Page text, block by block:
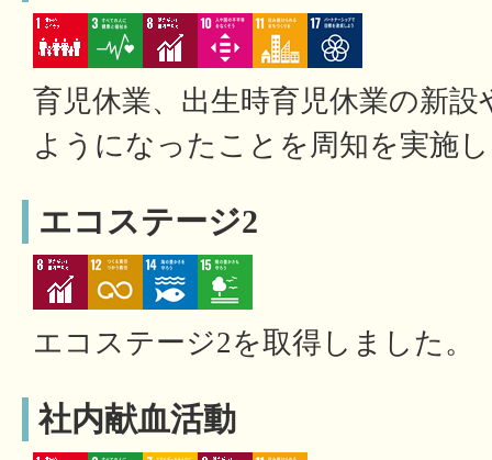
育児休業、出生時育児休業の新
ようになったことを周知を実施
エコステージ2
エコステージ2を取得しました。
社内献血活動